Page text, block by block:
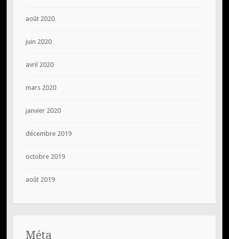
août 2020
juin 2020
avril 2020
mars 2020
janvier 2020
décembre 2019
octobre 2019
août 2019
Méta